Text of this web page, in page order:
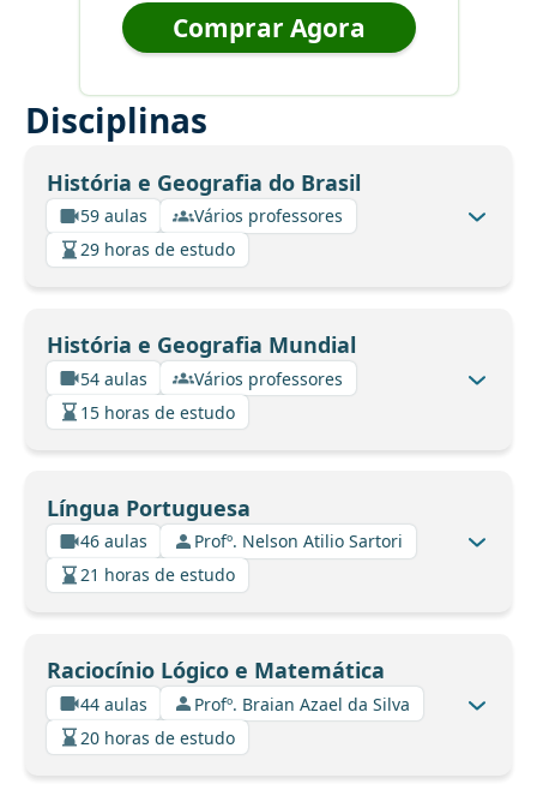
Comprar Agora
Disciplinas
História e Geografia do Brasil
59 aulas
Vários professores
29 horas de estudo
História e Geografia Mundial
54 aulas
Vários professores
15 horas de estudo
Língua Portuguesa
46 aulas
Profº. Nelson Atilio Sartori
21 horas de estudo
Raciocínio Lógico e Matemática
44 aulas
Profº. Braian Azael da Silva
20 horas de estudo